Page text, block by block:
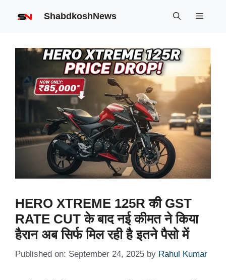
ShabdkoshNews Menu
HERO XTREME 125R की GST
RATE CUT के बाद नई कीमत ने किया
हैरान अब सिर्फ मिल रही है इतने पैसो में
Published on: September 24, 2025 by Rahul Kumar